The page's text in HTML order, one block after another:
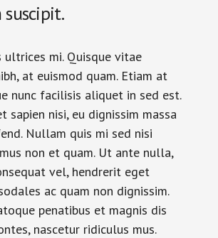
suscipit.
ultrices mi. Quisque vitae
at euismod quam. Etiam at
nunc facilisis aliquet in sed est.
sapien nisi, eu dignissim massa
Nullam quis mi sed nisi
non et quam. Ut ante nulla,
vel, hendrerit eget
ac quam non dignissim.
penatibus et magnis dis
nascetur ridiculus mus.